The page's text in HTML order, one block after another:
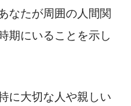
なたが周囲の人間関
期にいることを示し
に大切な人や親しい